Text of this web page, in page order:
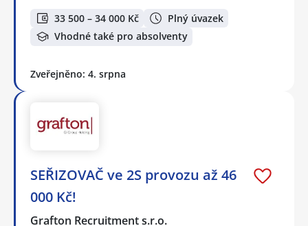
33 500 – 34 000 Kč
Plný úvazek
Vhodné také pro absolventy
Zveřejněno: 4. srpna
SEŘIZOVAČ ve 2S provozu až 46
000 Kč!
Grafton Recruitment s.r.o.